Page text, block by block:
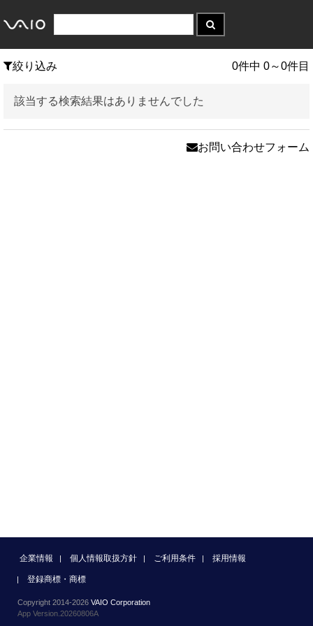
絞り込み 0件中 0～0件目
該当する検索結果はありませんでした
お問い合わせフォーム
企業情報 個人情報取扱方針 ご利用条件 採用情報
登録商標・商標
Copyright 2014-2026 VAIO Corporation
App Version.20260806A